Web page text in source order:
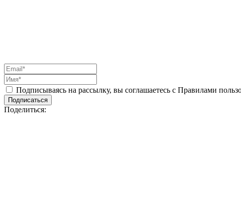
Подписываясь на рассылку, вы соглашаетесь с Правилами
Подписаться
Поделиться: